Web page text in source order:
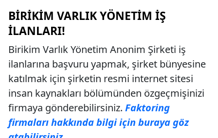
BIRIKIM VARLIK YÖNETIM İŞ
İLANLARI!
Birikim Varlık Yönetim Anonim Şirketi iş
ilanlarına başvuru yapmak, şirket bünyesine
katılmak için şirketin resmi internet sitesi
insan kaynakları bölümünden özgeçmişinizi
firmaya gönderebilirsiniz. Faktoring
firmaları hakkında bilgi için buraya göz